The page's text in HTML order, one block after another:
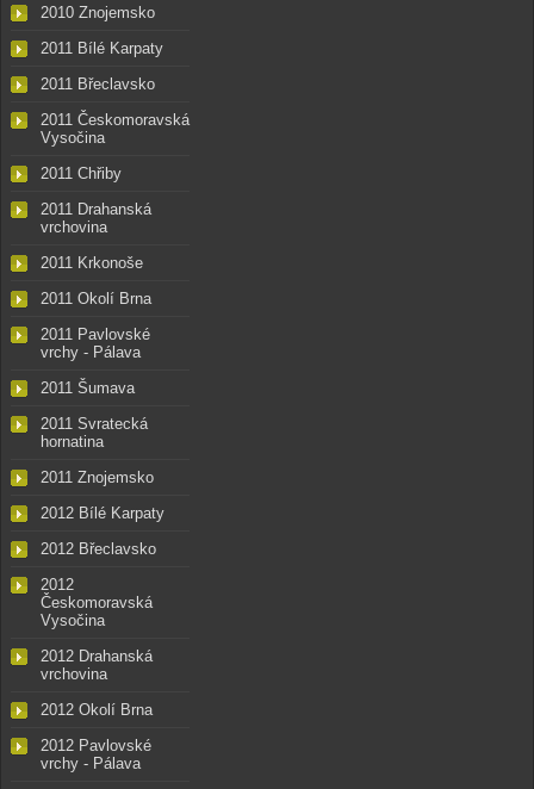
2010 Znojemsko
2011 Bílé Karpaty
2011 Břeclavsko
2011 Českomoravská
Vysočina
2011 Chřiby
2011 Drahanská
vrchovina
2011 Krkonoše
2011 Okolí Brna
2011 Pavlovské
vrchy - Pálava
2011 Šumava
2011 Svratecká
hornatina
2011 Znojemsko
2012 Bílé Karpaty
2012 Břeclavsko
2012
Českomoravská
Vysočina
2012 Drahanská
vrchovina
2012 Okolí Brna
2012 Pavlovské
vrchy - Pálava